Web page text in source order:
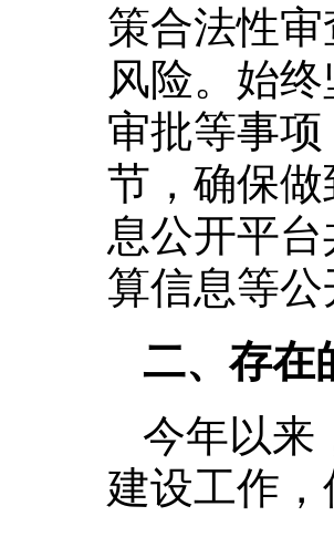
策合法性
风险。始
审批等事
节，确保
息公开平
算信息等
二、存在
今年以来
建设工作